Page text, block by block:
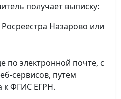
получает выписку:
Назарово или
по электронной почте, с
сервисов, путем
к ФГИС ЕГРН.